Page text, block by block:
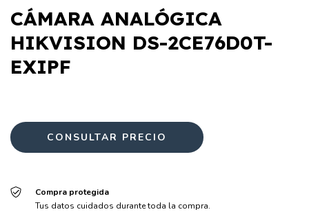
CÁMARA ANALÓGICA
HIKVISION DS-2CE76D0T-
EXIPF
Compra protegida
Tus datos cuidados durante toda la compra.